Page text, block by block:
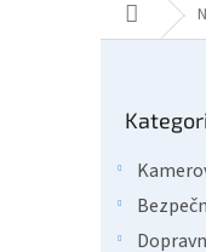
Domů
kategorie